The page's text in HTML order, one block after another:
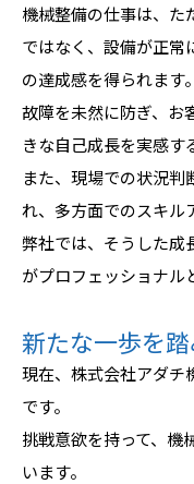
機械整備の仕事は、た
ではなく、設備が正常
の達成感を得られます。
故障を未然に防ぎ、お
きな自己成長を実感す
また、現場での状況
れ、多方面でのスキル
弊社では、そうした成
がプロフェッショナル
新たな一歩を
現在、株式会社アダチ
です。
挑戦意欲を持って、機
います。